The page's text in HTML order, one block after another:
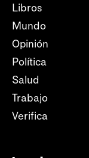
Libros
Mundo
Opinión
Política
Salud
Trabajo
Verifica